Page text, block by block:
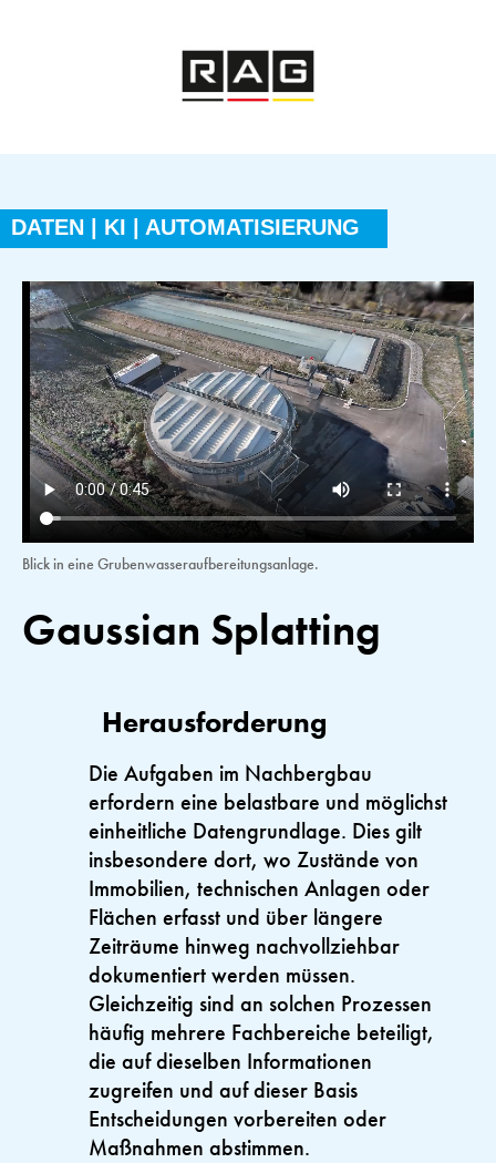
DATEN | KI | AUTOMATISIERUNG
Blick in eine Grubenwasseraufbereitungsanlage.
Gaussian Splatting
Herausforderung
Die Aufgaben im Nachbergbau
erfordern eine belastbare und möglichst
einheitliche Datengrundlage. Dies gilt
insbesondere dort, wo Zustände von
Immobilien, technischen Anlagen oder
Flächen erfasst und über längere
Zeiträume hinweg nachvollziehbar
dokumentiert werden müssen.
Gleichzeitig sind an solchen Prozessen
häufig mehrere Fachbereiche beteiligt,
die auf dieselben Informationen
zugreifen und auf dieser Basis
Entscheidungen vorbereiten oder
Maßnahmen abstimmen.